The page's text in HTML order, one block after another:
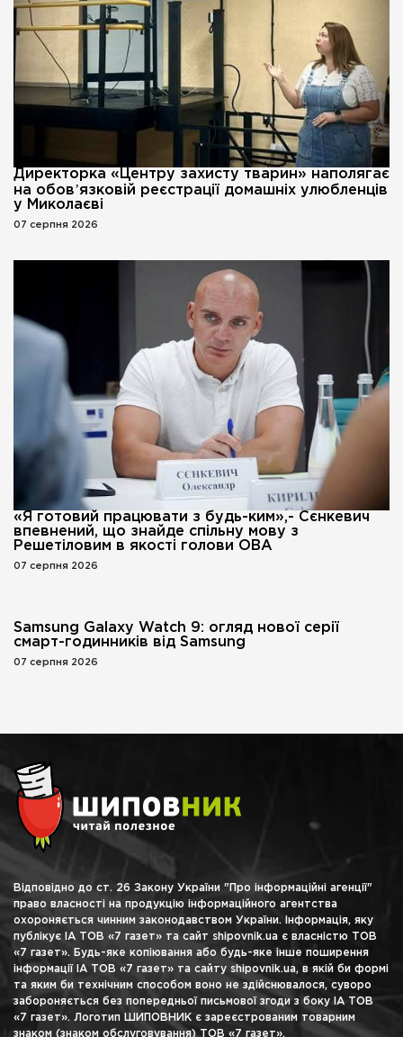
Директорка «Центру захисту тварин» наполягає
на обовʼязковій реєстрації домашніх улюбленців
у Миколаєві
07 серпня 2026
«Я готовий працювати з будь-ким»,- Сєнкевич
впевнений, що знайде спільну мову з
Решетіловим в якості голови ОВА
07 серпня 2026
Samsung Galaxy Watch 9: огляд нової серії
смарт-годинників від Samsung
07 серпня 2026
Відповідно до ст. 26 Закону України "Про інформаційні агенції"
право власності на продукцію інформаційного агентства
охороняється чинним законодавством України. Інформація, яку
публікує ІА ТОВ «7 газет» та сайт shipovnik.ua є власністю ТОВ
«7 газет». Будь-яке копіювання або будь-яке інше поширення
інформації ІА ТОВ «7 газет» та сайту shipovnik.ua, в якій би формі
та яким би технічним способом воно не здійснювалося, суворо
забороняється без попередньої письмової згоди з боку ІА ТОВ
«7 газет». Логотип ШИПОВНИК є зареєстрованим товарним
знаком (знаком обслуговування) ТОВ «7 газет».